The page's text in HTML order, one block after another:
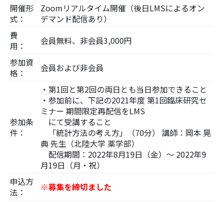
開催形
式：
Zoomリアルタイム開催（後日LMSによるオン
デマンド配信あり）
費
用：
会員無料、非会員3,000円
参加資
格：
会員および非会員
参加条
件：
・第1回と第2回の両日とも当日参加できること
・参加前に、下記の2021年度 第1回臨床研究セ
ミナー 期間限定再配信をLMS
にて受講すること
「統計方法の考え方」（70分） 講師：岡本 晃
典 先生（北陸大学 薬学部）
配信期間：2022年8月19日（金）～ 2022年9
月19日（月・祝）
申込方
法：
※募集を締切ました